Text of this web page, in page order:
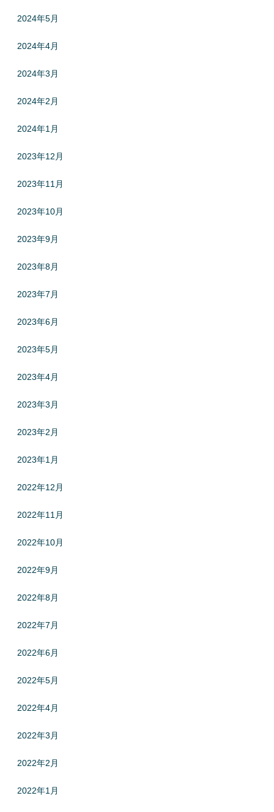
2024年5月
2024年4月
2024年3月
2024年2月
2024年1月
2023年12月
2023年11月
2023年10月
2023年9月
2023年8月
2023年7月
2023年6月
2023年5月
2023年4月
2023年3月
2023年2月
2023年1月
2022年12月
2022年11月
2022年10月
2022年9月
2022年8月
2022年7月
2022年6月
2022年5月
2022年4月
2022年3月
2022年2月
2022年1月